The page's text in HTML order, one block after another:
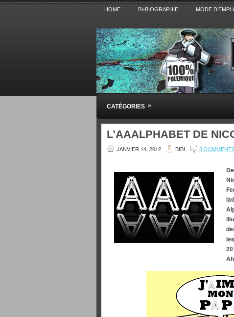
HOME BI-BIOGRAPHIE MODE
Pensez BiBi
Blog polémique sur l'Actualité, la Culture,
CATÉGORIES »
L’AAALPHABET DE
JANVIER 14, 2012 BIBI 3